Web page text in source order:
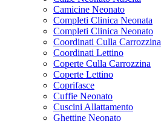
Camicine Neonato
Completi Clinica Neonata
Completi Clinica Neonato
Coordinati Culla Carrozzina
Coordinati Lettino
Coperte Culla Carrozzina
Coperte Lettino
Coprifasce
Cuffie Neonato
Cuscini Allattamento
Ghettine Neonato